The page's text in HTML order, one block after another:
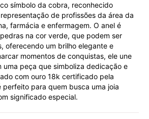
símbolo da cobra, reconhecido
de profissões da área da
farmácia e enfermagem. O anel é
na cor verde, que podem ser
oferecendo um brilho elegante e
momentos de conquistas, ele une
uma peça que simboliza dedicação e
com ouro 18k certificado pela
perfeito para quem busca uma joia
significado especial.